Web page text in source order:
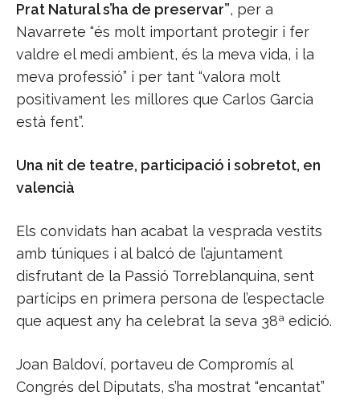
Prat Natural s’ha de preservar”, per a
Navarrete “és molt important protegir i fer
valdre el medi ambient, és la meva vida, i la
meva professió” i per tant “valora molt
positivament les millores que Carlos Garcia
està fent”.
Una nit de teatre, participació i sobretot, en
valencià
Els convidats han acabat la vesprada vestits
amb túniques i al balcó de l’ajuntament
disfrutant de la Passió Torreblanquina, sent
partícips en primera persona de l’espectacle
que aquest any ha celebrat la seva 38ª edició.
Joan Baldoví, portaveu de Compromís al
Congrés del Diputats, s’ha mostrat “encantat”